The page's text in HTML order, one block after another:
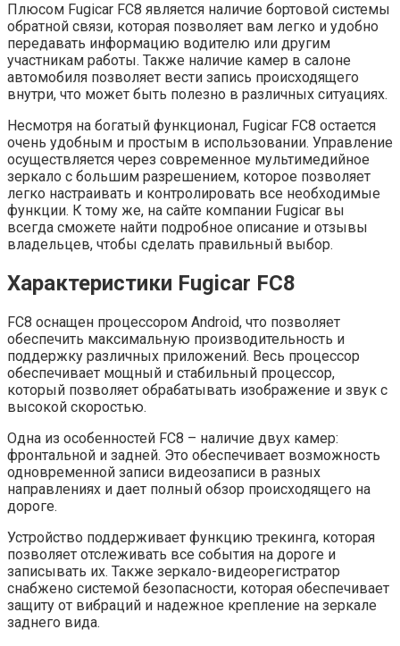
Плюсом Fugicar FC8 является наличие бортовой системы
обратной связи, которая позволяет вам легко и удобно
передавать информацию водителю или другим
участникам работы. Также наличие камер в салоне
автомобиля позволяет вести запись происходящего
внутри, что может быть полезно в различных ситуациях.
Несмотря на богатый функционал, Fugicar FC8 остается
очень удобным и простым в использовании. Управление
осуществляется через современное мультимедийное
зеркало с большим разрешением, которое позволяет
легко настраивать и контролировать все необходимые
функции. К тому же, на сайте компании Fugicar вы
всегда сможете найти подробное описание и отзывы
владельцев, чтобы сделать правильный выбор.
Характеристики Fugicar FC8
FC8 оснащен процессором Android, что позволяет
обеспечить максимальную производительность и
поддержку различных приложений. Весь процессор
обеспечивает мощный и стабильный процессор,
который позволяет обрабатывать изображение и звук с
высокой скоростью.
Одна из особенностей FC8 – наличие двух камер:
фронтальной и задней. Это обеспечивает возможность
одновременной записи видеозаписи в разных
направлениях и дает полный обзор происходящего на
дороге.
Устройство поддерживает функцию трекинга, которая
позволяет отслеживать все события на дороге и
записывать их. Также зеркало-видеорегистратор
снабжено системой безопасности, которая обеспечивает
защиту от вибраций и надежное крепление на зеркале
заднего вида.